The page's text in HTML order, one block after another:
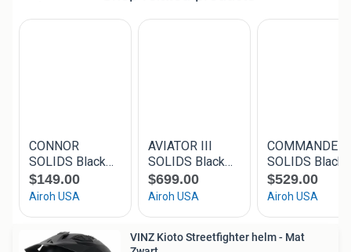
VINZ Kioto Streetfighter helm - Mat